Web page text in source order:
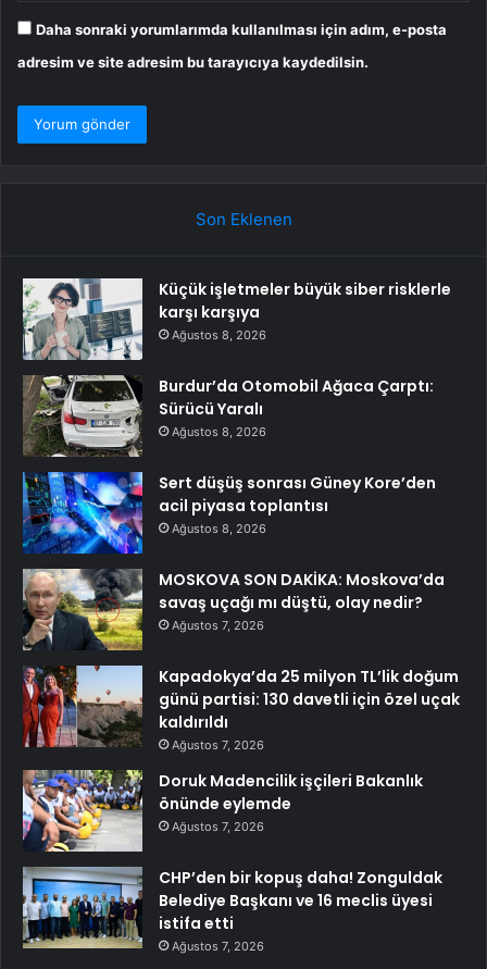
Daha sonraki yorumlarımda kullanılması için adım, e-posta
adresim ve site adresim bu tarayıcıya kaydedilsin.
Son Eklenen
Küçük işletmeler büyük siber risklerle
karşı karşıya
Ağustos 8, 2026
Burdur’da Otomobil Ağaca Çarptı:
Sürücü Yaralı
Ağustos 8, 2026
Sert düşüş sonrası Güney Kore’den
acil piyasa toplantısı
Ağustos 8, 2026
MOSKOVA SON DAKİKA: Moskova’da
savaş uçağı mı düştü, olay nedir?
Ağustos 7, 2026
Kapadokya’da 25 milyon TL’lik doğum
günü partisi: 130 davetli için özel uçak
kaldırıldı
Ağustos 7, 2026
Doruk Madencilik işçileri Bakanlık
önünde eylemde
Ağustos 7, 2026
CHP’den bir kopuş daha! Zonguldak
Belediye Başkanı ve 16 meclis üyesi
istifa etti
Ağustos 7, 2026